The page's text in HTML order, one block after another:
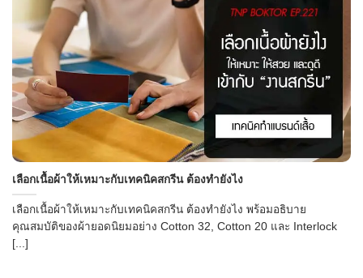
เลือกเนื้อผ้าให้เหมาะกับเทคนิคสกรีน ต้องทำยังไง
เลือกเนื้อผ้าให้เหมาะกับเทคนิคสกรีน ต้องทำยังไง พร้อมอธิบาย
คุณสมบัติของผ้ายอดนิยมอย่าง Cotton 32, Cotton 20 และ Interlock
[...]